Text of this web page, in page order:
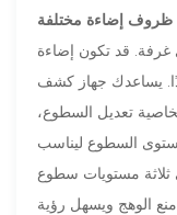
ظروف إضاءة مختلفة
قد تكون إضاءة
يساعدك جهاز كشف
تعديل السطوع،
السطوع ليناسب
ثلاثة مستويات سطوع
الوهج ويسهل رؤية